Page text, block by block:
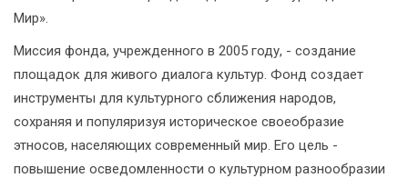
Мир».
Миссия фонда, учрежденного в 2005 году, - создание
площадок для живого диалога культур. Фонд создает
инструменты для культурного сближения народов,
сохраняя и популяризуя историческое своеобразие
этносов, населяющих современный мир. Его цель -
повышение осведомленности о культурном разнообразии